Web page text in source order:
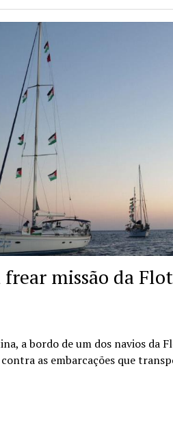
missão da
a bordo de um dos navios da
contra as embarcações que